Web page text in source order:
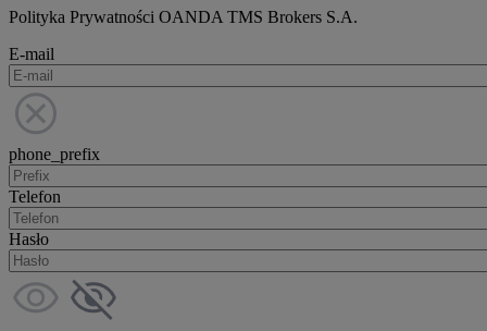
Polityka Prywatności OANDA TMS Brokers S.A.
E-mail
phone_prefix
Telefon
Hasło